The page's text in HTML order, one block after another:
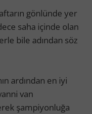
gönlünde yer
saha içinde olan
bile adından söz
ardından en iyi
van
şampiyonluğa